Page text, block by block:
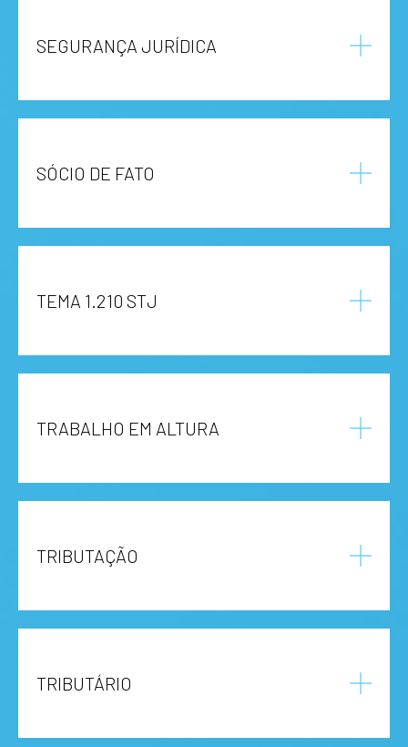
SEGURANÇA JURÍDICA
SÓCIO DE FATO
TEMA 1.210 STJ
TRABALHO EM ALTURA
TRIBUTAÇÃO
TRIBUTÁRIO